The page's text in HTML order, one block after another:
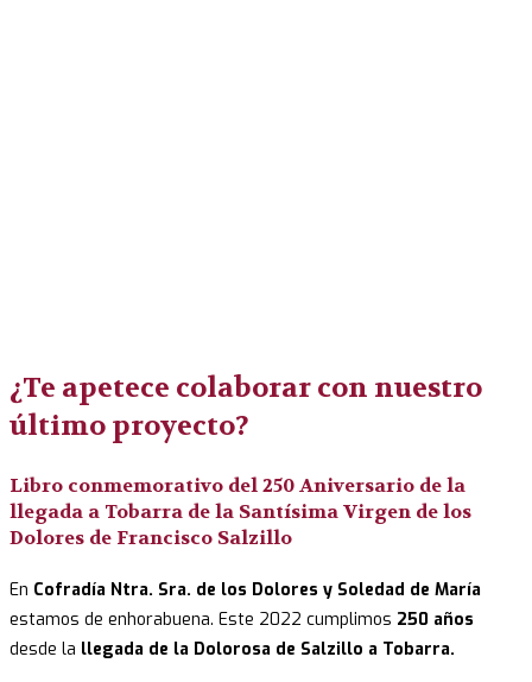
¿Te apetece colaborar con nuestro
último proyecto?
Libro conmemorativo del 250 Aniversario de la
llegada a Tobarra de la Santísima Virgen de los
Dolores de Francisco Salzillo
En Cofradía Ntra. Sra. de los Dolores y Soledad de María
estamos de enhorabuena. Este 2022 cumplimos 250 años
desde la llegada de la Dolorosa de Salzillo a Tobarra.